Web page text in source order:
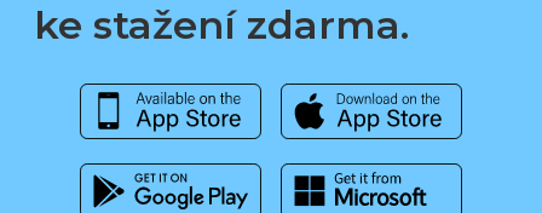
ke stažení zdarma.